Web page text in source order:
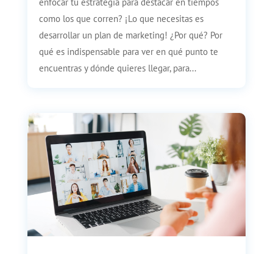
como los que corren? ¡Lo que necesitas es
desarrollar un plan de marketing! ¿Por qué? Por
qué es indispensable para ver en qué punto te
encuentras y dónde quieres llegar, para...